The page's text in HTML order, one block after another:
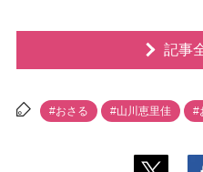
記事
#おさる #山川恵里佳 #